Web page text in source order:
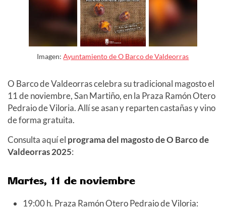
Imagen:Ayuntamiento de O Barco de Valdeorras
O Barco de Valdeorras celebra su tradicional magosto el
11 de noviembre, San Martiño, en la Praza Ramón Otero
Pedraio de Viloria. Allí se asan y reparten castañas y vino
de forma gratuita.
Consulta aquí el programa del magosto de O Barco de
Valdeorras 2025:
Martes, 11 de noviembre
19:00 h. Praza Ramón Otero Pedraio de Viloria: